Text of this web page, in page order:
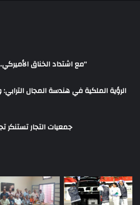
مع اشتداد الخناق الأميركي.. تعرف إلى قصة “هواوي”
جمعيات التجار تستنكر